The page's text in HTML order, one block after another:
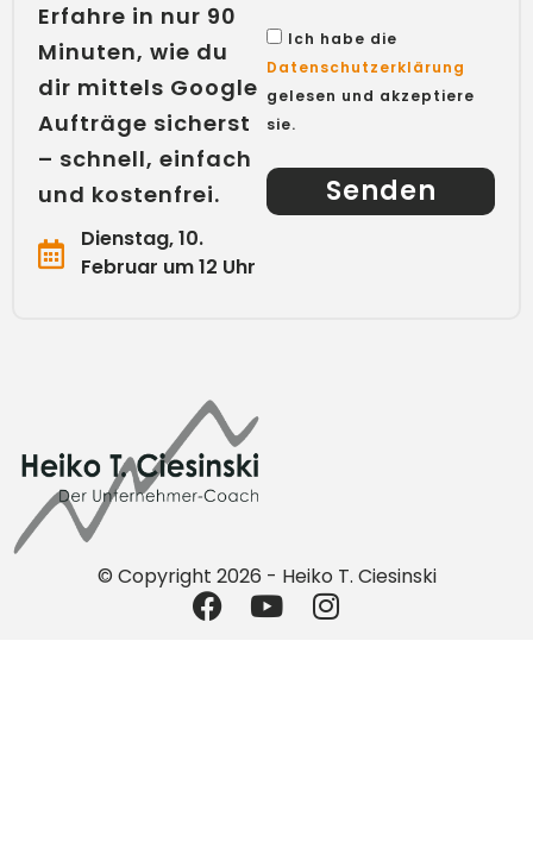
Erfahre in nur 90
Minuten, wie du
dir mittels Google
Aufträge sicherst
– schnell, einfach
und kostenfrei.
Dienstag, 10.
Februar um 12 Uhr
Ich habe die
Datenschutzerklärung
gelesen und akzeptiere
sie.
Senden
© Copyright 2026 - Heiko T. Ciesinski